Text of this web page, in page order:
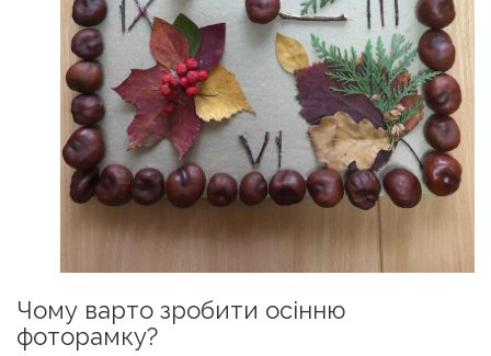
Чому варто зробити осінню
фоторамку?